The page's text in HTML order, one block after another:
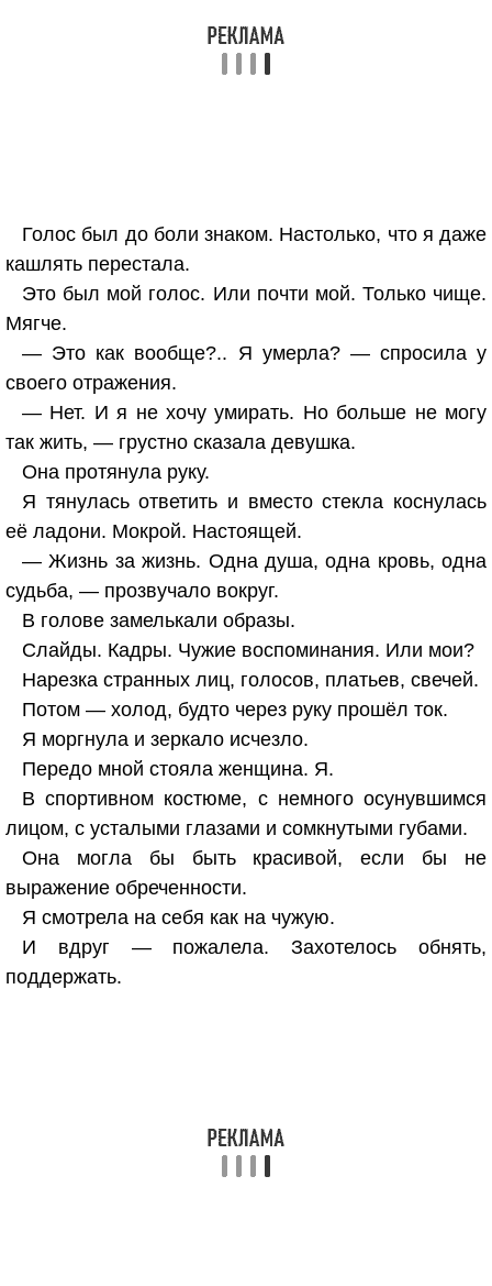
Голос был до боли знаком. Настолько, что я даже
кашлять перестала.
Это был мой голос. Или почти мой. Только чище.
Мягче.
— Это как вообще?.. Я умерла? — спросила у
своего отражения.
— Нет. И я не хочу умирать. Но больше не могу
так жить, — грустно сказала девушка.
Она протянула руку.
Я тянулась ответить и вместо стекла коснулась
её ладони. Мокрой. Настоящей.
— Жизнь за жизнь. Одна душа, одна кровь, одна
судьба, — прозвучало вокруг.
В голове замелькали образы.
Слайды. Кадры. Чужие воспоминания. Или мои?
Нарезка странных лиц, голосов, платьев, свечей.
Потом — холод, будто через руку прошёл ток.
Я моргнула и зеркало исчезло.
Передо мной стояла женщина. Я.
В спортивном костюме, с немного осунувшимся
лицом, с усталыми глазами и сомкнутыми губами.
Она могла бы быть красивой, если бы не
выражение обреченности.
Я смотрела на себя как на чужую.
И вдруг — пожалела. Захотелось обнять,
поддержать.